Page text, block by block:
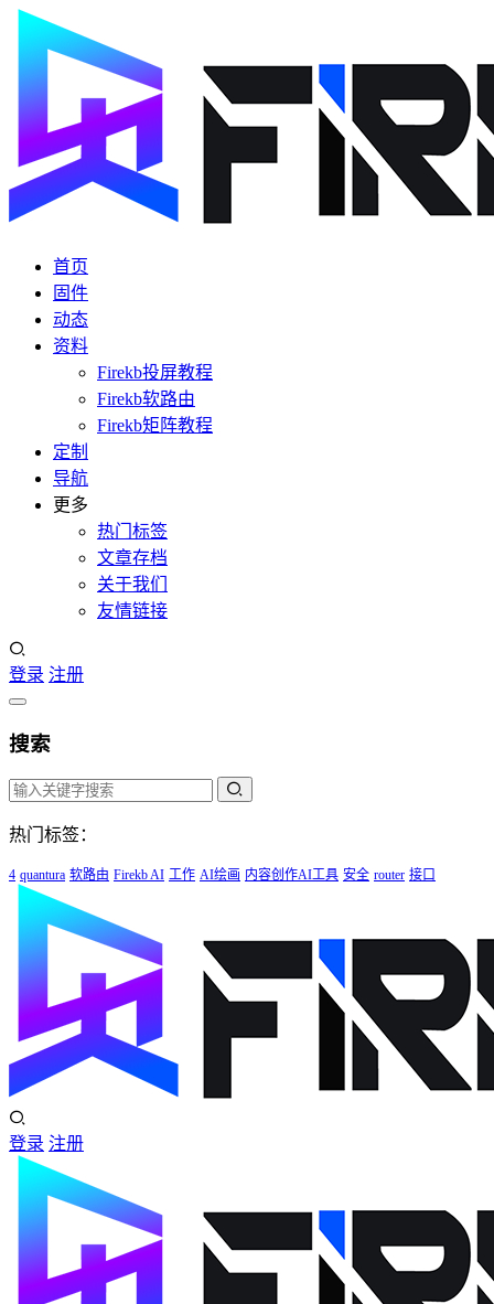
首页
固件
动态
资料
Firekb投屏教程
Firekb软路由
Firekb矩阵教程
定制
导航
更多
热门标签
文章存档
关于我们
友情链接
登录 注册
搜索
热门标签：
4 quantura 软路由 Firekb AI 工作 AI绘画 内容创作AI工具 安全 router 接口
登录 注册